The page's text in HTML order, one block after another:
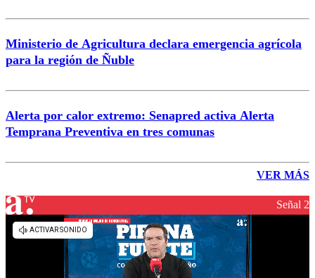
Ministerio de Agricultura declara emergencia agrícola
para la región de Ñuble
Alerta por calor extremo: Senapred activa Alerta
Temprana Preventiva en tres comunas
VER MÁS
Señal 2